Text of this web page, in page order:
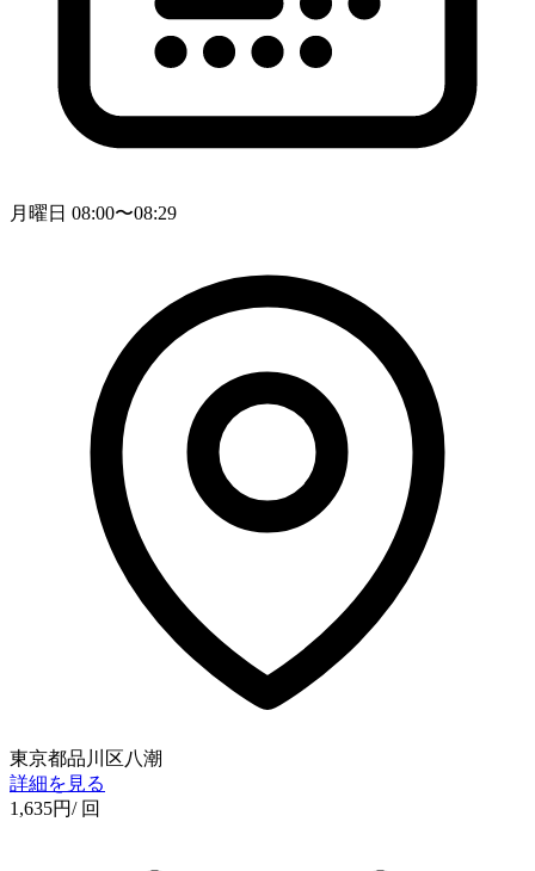
月曜日 08:00〜08:29
東京都品川区八潮
詳細を見る
1,635円/ 回